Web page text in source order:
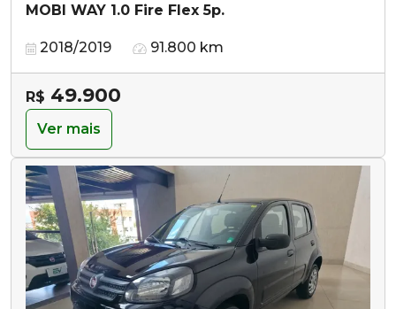
MOBI WAY 1.0 Fire Flex 5p.
2018/2019 91.800 km
R$ 49.900
Ver mais